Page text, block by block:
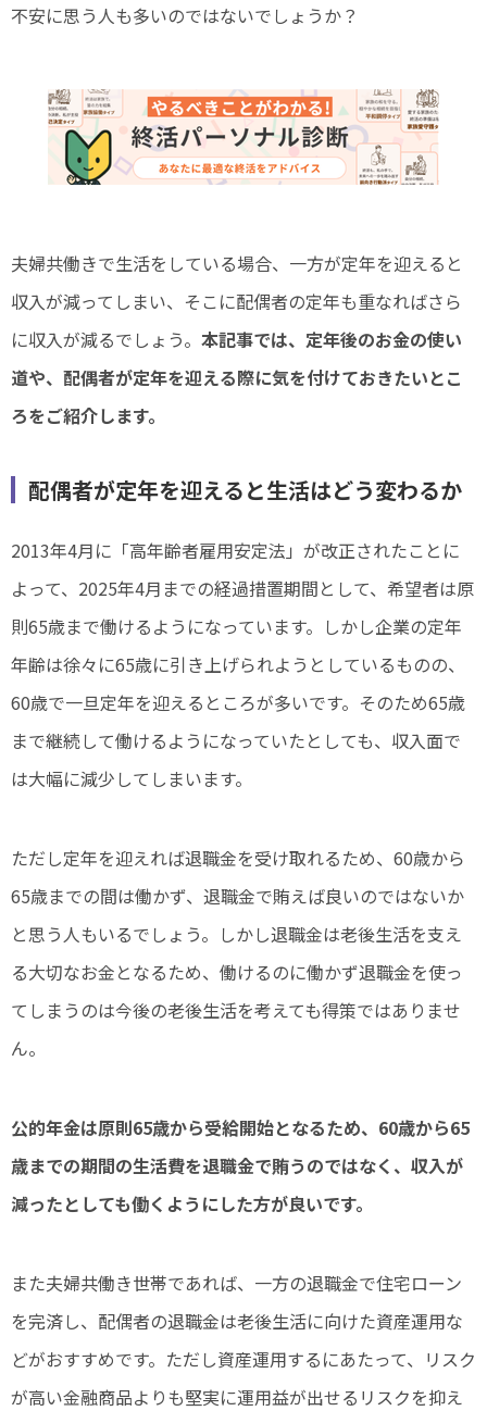
不安に思う人も多いのではないでしょうか？
夫婦共働きで生活をしている場合、一方が定年を迎えると
収入が減ってしまい、そこに配偶者の定年も重なればさら
に収入が減るでしょう。 本記事では、定年後のお金の使い
道や、配偶者が定年を迎える際に気を付けておきたいとこ
ろをご紹介します。
配偶者が定年を迎えると生活はどう変わるか
2013年4月に「高年齢者雇用安定法」が改正されたことに
よって、2025年4月までの経過措置期間として、希望者は原
則65歳まで働けるようになっています。しかし企業の定年
年齢は徐々に65歳に引き上げられようとしているものの、
60歳で一旦定年を迎えるところが多いです。そのため65歳
まで継続して働けるようになっていたとしても、収入面で
は大幅に減少してしまいます。
ただし定年を迎えれば退職金を受け取れるため、60歳から
65歳までの間は働かず、退職金で賄えば良いのではないか
と思う人もいるでしょう。しかし退職金は老後生活を支え
る大切なお金となるため、働けるのに働かず退職金を使っ
てしまうのは今後の老後生活を考えても得策ではありませ
ん。
公的年金は原則65歳から受給開始となるため、60歳から65
歳までの期間の生活費を退職金で賄うのではなく、収入が
減ったとしても働くようにした方が良いです。
また夫婦共働き世帯であれば、一方の退職金で住宅ローン
を完済し、配偶者の退職金は老後生活に向けた資産運用な
どがおすすめです。ただし資産運用するにあたって、リスク
が高い金融商品よりも堅実に運用益が出せるリスクを抑え